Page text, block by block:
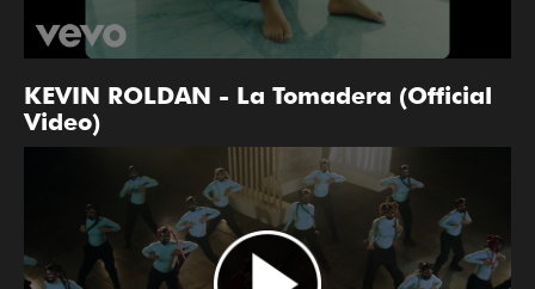
KEVIN ROLDAN - La Tomadera (Official
Video)